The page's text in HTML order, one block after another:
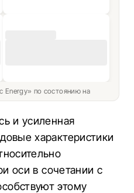
Energy» по состоянию на
и усиленная
характеристики
оси в сочетании с
этому